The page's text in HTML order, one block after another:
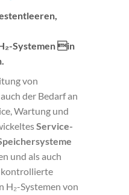
Systemen in
von
der Bedarf an
Wartung und
Service-
und als auch
kontrollierte
H₂-Systemen von